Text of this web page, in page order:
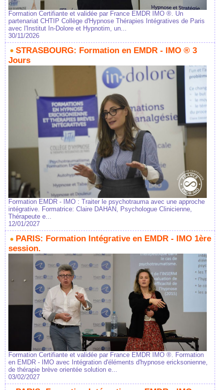
Formation Certifiante et validée par France EMDR IMO ®. Un
partenariat CHTIP Collège d'Hypnose Thérapies Intégratives de Paris
avec l'Institut In-Dolore et Hypnotim, un...
30/11/2026
STRASBOURG: Formation en EMDR - IMO ® 3
Jours
Formation EMDR - IMO : Traiter le psychotrauma avec une approche
intégrative. Formatrice: Claire DAHAN, Psychologue Clinicienne,
Thérapeute e...
12/01/2027
PARIS: Formation Intégrative en EMDR - IMO 1ère
session.
Formation Certifiante et validée par France EMDR IMO ®. Formation
en EMDR - IMO avec Intégration d'éléments d'hypnose ericksonienne,
de thérapie brève orientée solution e...
03/02/2027